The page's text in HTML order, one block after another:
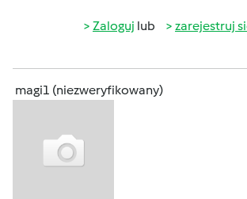
Zaloguj lub zarejestruj
magi1 (niezweryfikowany)